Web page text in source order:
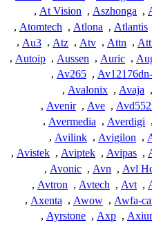
,
Aszhonga
,
At Vision
,
Atlantis
,
Atlona
,
Atomtech
,
,
Attn
,
Atv
,
Atz
,
Au3
,
,
Auric
,
Aussen
,
Autoip
,
,
Av265
,
,
Avaja
,
Avalonix
,
,
Ave
,
Avenir
,
,
Averdigi
,
Avermedia
,
,
Avigilon
,
Avilink
,
,
Avipas
,
Aviptek
,
Avistek
,
Avl
,
Avn
,
Avonic
,
,
Avt
,
Avtech
,
Avtron
,
Awfa-
,
Awow
,
Axenta
,
,
Axp
,
Ayrstone
,